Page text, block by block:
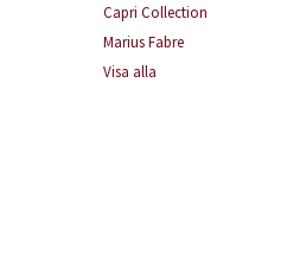
Capri Collection
Marius Fabre
Visa alla